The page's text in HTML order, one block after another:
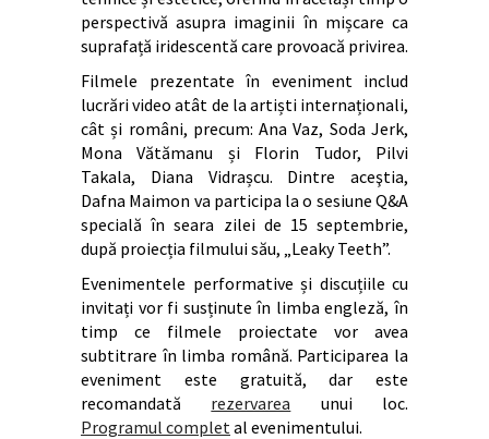
perspectivă asupra imaginii în mișcare ca
suprafață iridescentă care provoacă privirea.
Filmele prezentate în eveniment includ
lucrări video atât de la artiști internaționali,
cât și români, precum: Ana Vaz, Soda Jerk,
Mona Vătămanu și Florin Tudor, Pilvi
Takala, Diana Vidrașcu. Dintre aceştia,
Dafna Maimon va participa la o sesiune Q&A
specială în seara zilei de 15 septembrie,
după proiecția filmului său, „Leaky Teeth”.
Evenimentele performative și discuțiile cu
invitați vor fi susținute în limba engleză, în
timp ce filmele proiectate vor avea
subtitrare în limba română. Participarea la
eveniment este gratuită, dar este
recomandată rezervarea unui loc.
Programul complet al evenimentului.